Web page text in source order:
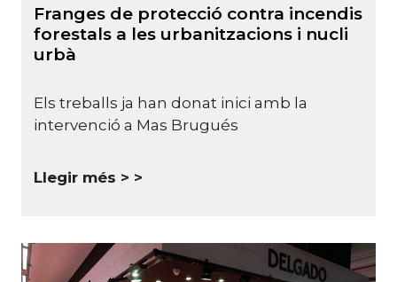
Franges de protecció contra incendis
forestals a les urbanitzacions i nucli
urbà
Els treballs ja han donat inici amb la
intervenció a Mas Brugués
Llegir més >